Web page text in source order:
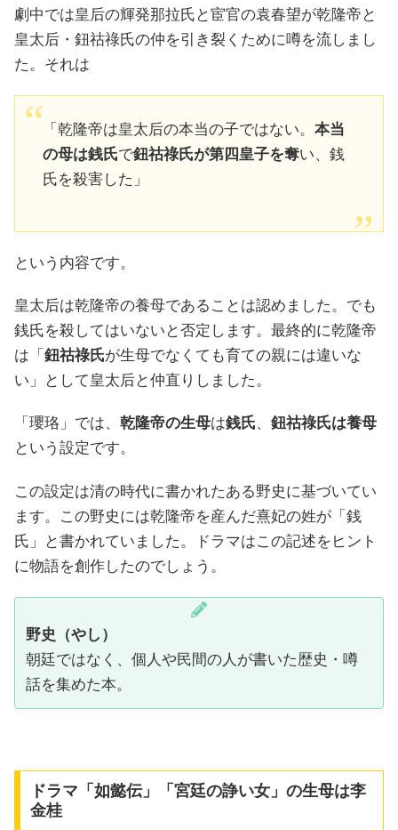
劇中では皇后の輝発那拉氏と宦官の袁春望が乾隆帝と
皇太后・鈕祜祿氏の仲を引き裂くために噂を流しまし
た。それは
「乾隆帝は皇太后の本当の子ではない。 本当
の母は銭氏で鈕祜祿氏が第四皇子を奪い、銭
氏を殺害した」
という内容です。
皇太后は乾隆帝の養母であることは認めました。でも
銭氏を殺してはいないと否定します。最終的に乾隆帝
は「 鈕祜祿氏が生母でなくても育ての親には違いな
い」として皇太后と仲直りしました。
「瓔珞」では、 乾隆帝の生母は銭氏、 鈕祜祿氏は養母
という設定です。
この設定は清の時代に書かれたある野史に基づいてい
ます。この野史には乾隆帝を産んだ熹妃の姓が「銭
氏」と書かれていました。ドラマはこの記述をヒント
に物語を創作したのでしょう。
野史（やし）
朝廷ではなく、個人や民間の人が書いた歴史・噂
話を集めた本。
ドラマ「如懿伝」「宮廷の諍い女」の生母は李
金桂